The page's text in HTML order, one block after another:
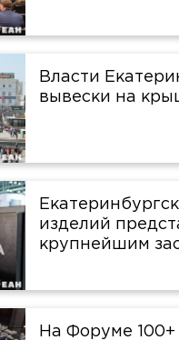
Власти
вывески на
изделий
крупнейшим
На Форуме 100+